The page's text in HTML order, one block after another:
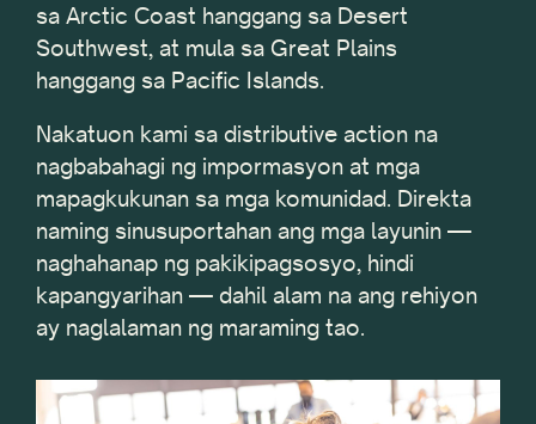
sa Arctic Coast hanggang sa Desert
Southwest, at mula sa Great Plains
hanggang sa Pacific Islands.
Nakatuon kami sa distributive action na
nagbabahagi ng impormasyon at mga
mapagkukunan sa mga komunidad. Direkta
naming sinusuportahan ang mga layunin —
naghahanap ng pakikipagsosyo, hindi
kapangyarihan — dahil alam na ang rehiyon
ay naglalaman ng maraming tao.